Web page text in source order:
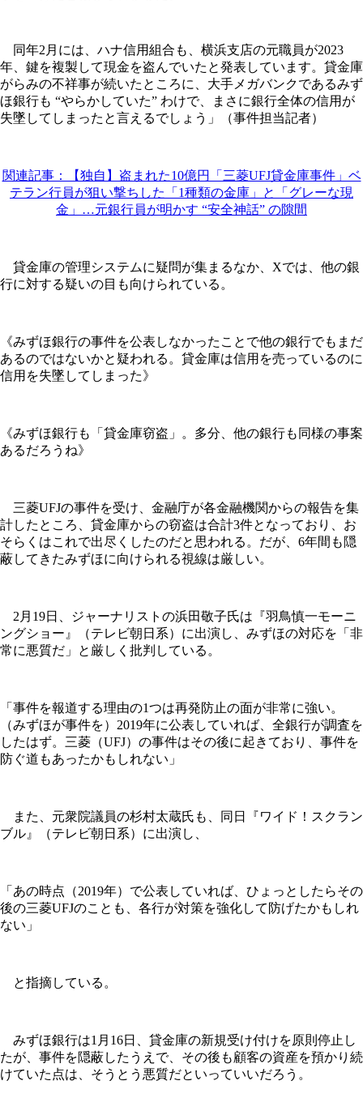
同年2月には、ハナ信用組合も、横浜支店の元職員が2023
年、鍵を複製して現金を盗んでいたと発表しています。貸金庫
がらみの不祥事が続いたところに、大手メガバンクであるみず
ほ銀行も “やらかしていた” わけで、まさに銀行全体の信用が
失墜してしまったと言えるでしょう」（事件担当記者）
関連記事：【独自】盗まれた10億円「三菱UFJ貸金庫事件」ベ
テラン行員が狙い撃ちした「1種類の金庫」と「グレーな現
金」…元銀行員が明かす “安全神話” の隙間
貸金庫の管理システムに疑問が集まるなか、Xでは、他の銀
行に対する疑いの目も向けられている。
《みずほ銀行の事件を公表しなかったことで他の銀行でもまだ
あるのではないかと疑われる。貸金庫は信用を売っているのに
信用を失墜してしまった》
《みずほ銀行も「貸金庫窃盗」。多分、他の銀行も同様の事案
あるだろうね》
三菱UFJの事件を受け、金融庁が各金融機関からの報告を集
計したところ、貸金庫からの窃盗は合計3件となっており、お
そらくはこれで出尽くしたのだと思われる。だが、6年間も隠
蔽してきたみずほに向けられる視線は厳しい。
2月19日、ジャーナリストの浜田敬子氏は『羽鳥慎一モーニ
ングショー』（テレビ朝日系）に出演し、みずほの対応を「非
常に悪質だ」と厳しく批判している。
「事件を報道する理由の1つは再発防止の面が非常に強い。
（みずほが事件を）2019年に公表していれば、全銀行が調査を
したはず。三菱（UFJ）の事件はその後に起きており、事件を
防ぐ道もあったかもしれない」
また、元衆院議員の杉村太蔵氏も、同日『ワイド！スクラン
ブル』（テレビ朝日系）に出演し、
「あの時点（2019年）で公表していれば、ひょっとしたらその
後の三菱UFJのことも、各行が対策を強化して防げたかもしれ
ない」
と指摘している。
みずほ銀行は1月16日、貸金庫の新規受け付けを原則停止し
たが、事件を隠蔽したうえで、その後も顧客の資産を預かり続
けていた点は、そうとう悪質だといっていいだろう。